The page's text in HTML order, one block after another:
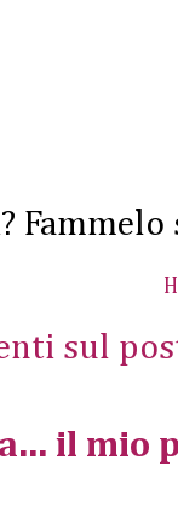
sul
il